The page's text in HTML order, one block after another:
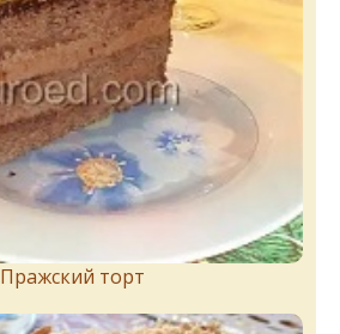
Пражский торт